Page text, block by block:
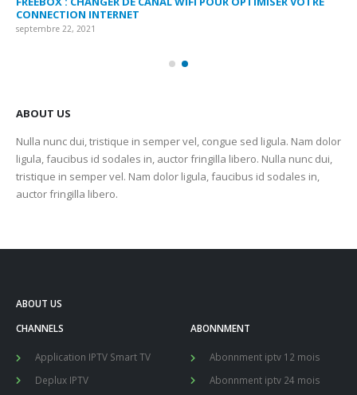
CONNECTION INTERNET
septembre 22, 2021
ABOUT US
Nulla nunc dui, tristique in semper vel, congue sed ligula. Nam dolor
ligula, faucibus id sodales in, auctor fringilla libero. Nulla nunc dui,
tristique in semper vel. Nam dolor ligula, faucibus id sodales in,
auctor fringilla libero.
ABOUT US
CHANNELS
Application IPTV Smart TV
Deplux IPTV
ABONNMENT
Abonnment iptv 12 mois
Abonnment iptv 24 mois